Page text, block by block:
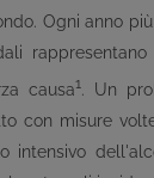
Ogni anno
causa1. Un
con misure